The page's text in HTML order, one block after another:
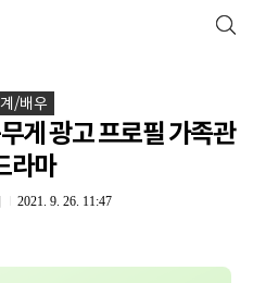
/배우
게 광고 프로필 가족관
라마
2021. 9. 26. 11:47